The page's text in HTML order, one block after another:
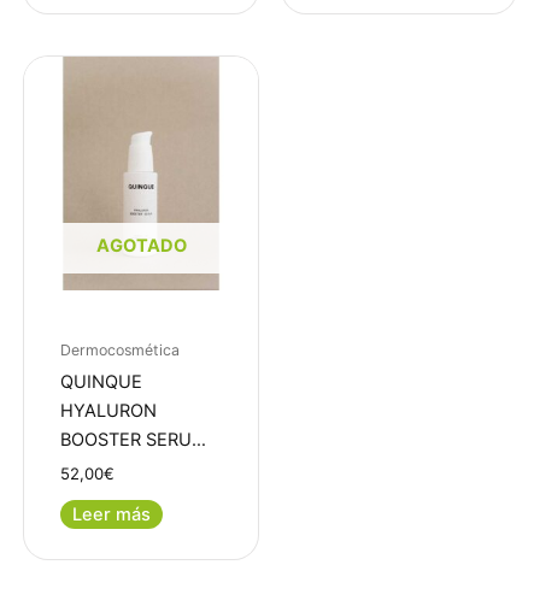
AGOTADO
Dermocosmética
QUINQUE
HYALURON
BOOSTER SERU…
52,00€
Leer más